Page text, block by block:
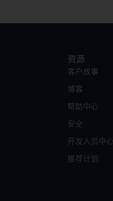
资源
客户故事
博客
帮助中心
安全
开发人员中
推荐计划